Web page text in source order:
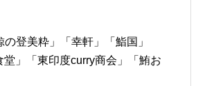
登美粋」「幸軒」「鮨国」
堂」「東印度curry商会」「鮪お